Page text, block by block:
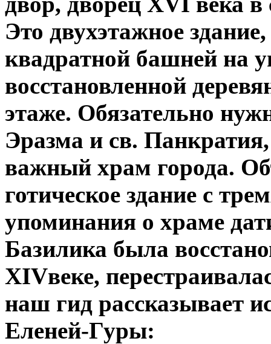
Это двухэтажное
квадратной башней на
восстановленной
этаже. Обязательно
Эразма и св. Панкратия
важный храм города.
готическое здание с
упоминания о храме
Базилика была
XIVвеке,
наш гид рассказывает
Еленей-Гуры: